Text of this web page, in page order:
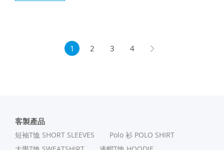
1 2 3 4
客製產品
短袖T恤 SHORT SLEEVES
Polo 衫 POLO SHIRT